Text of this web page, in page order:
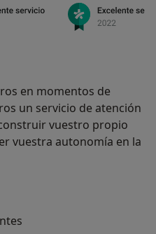
en momentos de
un servicio de atención
vuestro propio
vuestra autonomía en la